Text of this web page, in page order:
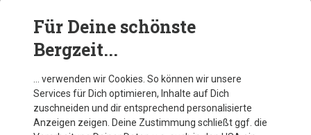
Du sparst 32%
Für Deine schönste
Bergzeit...
… verwenden wir Cookies. So können wir unsere
Services für Dich optimieren, Inhalte auf Dich
zuschneiden und dir entsprechend personalisierte
Anzeigen zeigen. Deine Zustimmung schließt ggf. die